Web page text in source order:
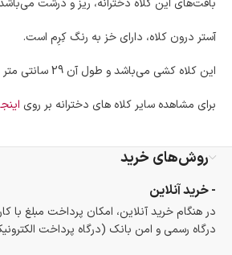
بافت‌های این کلاه دخترانه، ریز و درشت
آستر درون کلاه، دارای خز به رنگ کِرِم است.
این کلاه کشی می‌باشد و طول آن 29 سانتی متر است.
برای مشاهده سایر کلاه های دخترانه بر روی
روش‌های خرید
- خرید آنلاین
در هنگام خرید آنلاین، امکان پرداخت مبلغ با
درگاه رسمی و امن بانک (درگاه پرداخت